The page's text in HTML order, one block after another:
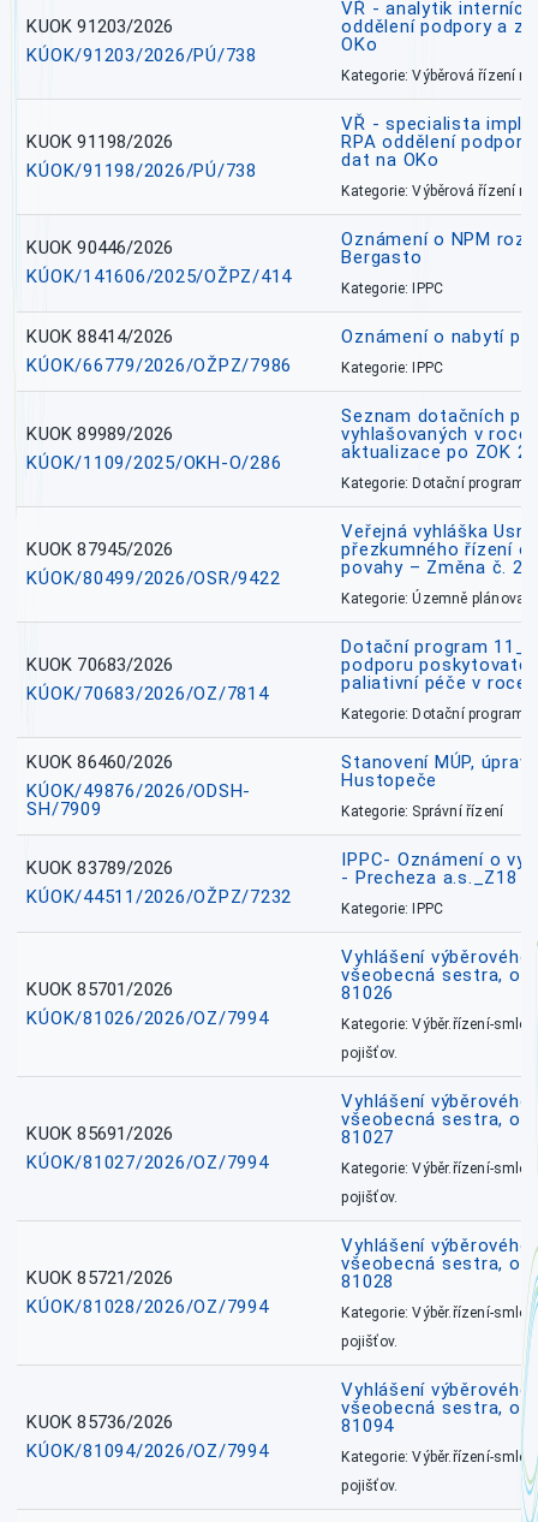
KUOK 91203/2026
KÚOK/91203/2026/PÚ/738
VŘ - analytik
oddělení podpory a
OKo
Kategorie: Výběrová řízení
KUOK 91198/2026
KÚOK/91198/2026/PÚ/738
VŘ - specialista
RPA oddělení
dat na OKo
Kategorie: Výběrová řízení
KUOK 90446/2026
KÚOK/141606/2025/OŽPZ/414
Oznámení o NPM
Bergasto
Kategorie: IPPC
KUOK 88414/2026
KÚOK/66779/2026/OŽPZ/7986
Oznámení o nabytí
Kategorie: IPPC
KUOK 89989/2026
KÚOK/1109/2025/OKH-O/286
Seznam dotačních
vyhlašovaných v roce
aktualizace po ZOK
Kategorie: Dotační
KUOK 87945/2026
KÚOK/80499/2026/OSR/9422
Veřejná vyhláška
přezkumného řízení
povahy – Změna č. 2
Kategorie: Územně
KUOK 70683/2026
KÚOK/70683/2026/OZ/7814
Dotační program
podporu
paliativní péče v roce
Kategorie: Dotační
KUOK 86460/2026
KÚOK/49876/2026/ODSH-
SH/7909
Stanovení MÚP,
Hustopeče
Kategorie: Správní řízení
KUOK 83789/2026
KÚOK/44511/2026/OŽPZ/7232
IPPC- Oznámení o
- Precheza a.s._Z18
Kategorie: IPPC
KUOK 85701/2026
KÚOK/81026/2026/OZ/7994
Vyhlášení
všeobecná sestra,
81026
Kategorie: Výběr.řízení-
pojišťov.
KUOK 85691/2026
KÚOK/81027/2026/OZ/7994
Vyhlášení
všeobecná sestra,
81027
Kategorie: Výběr.řízení-
pojišťov.
KUOK 85721/2026
KÚOK/81028/2026/OZ/7994
Vyhlášení
všeobecná sestra,
81028
Kategorie: Výběr.řízení-
pojišťov.
KUOK 85736/2026
KÚOK/81094/2026/OZ/7994
Vyhlášení
všeobecná sestra,
81094
Kategorie: Výběr.řízení-
pojišťov.